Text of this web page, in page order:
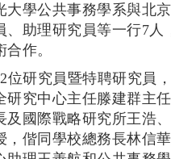
學公共事務學系與北
、助理研究員等一行7 人
作。
位研究員暨特聘研究員
研究中心主任滕建群主
國際戰略研究所王浩
偕同學校總務長林信